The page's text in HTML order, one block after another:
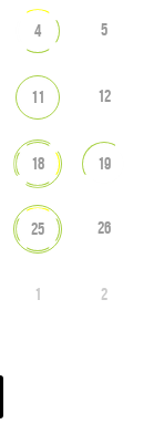
4 5
11 12
18 19
25 26
1 2